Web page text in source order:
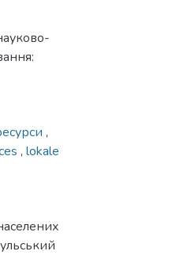
,
, lokale